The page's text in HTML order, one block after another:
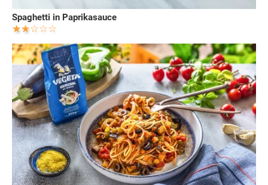
Spaghetti in Paprikasauce